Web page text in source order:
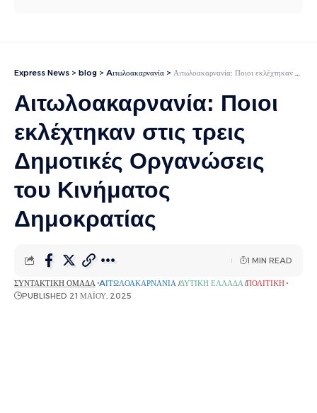
Express News > blog > Aιτωλοακαρνανία > Αιτωλοακαρνανία: Ποιοι εκλέχτηκαν στις τρεις Δημοτικές Οργανώσεις του Κινήματος Δημοκρατίας
Αιτωλοακαρνανία: Ποιοι
εκλέχτηκαν στις τρεις
Δημοτικές Οργανώσεις
του Κινήματος
Δημοκρατίας
ΣΥΝΤΑΚΤΙΚΉ ΟΜΆΔΑ AΙΤΩΛΟΑΚΑΡΝΑΝΊΑ ΔΥΤΙΚΉ ΕΛΛΆΔΑ ΠΟΛΙΤΙΚΉ
PUBLISHED 21 ΜΑΪ́ΟΥ, 2025
1 MIN READ